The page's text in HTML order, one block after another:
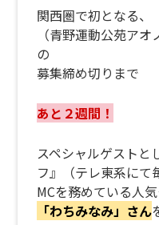
関西圏で初となる、
（青野運動公苑アオ
の
募集締め切りまで
あと２週間！
スペシャルゲストと
フ』（テレ東系にて
MCを務めている人
「わちみなみ」さん